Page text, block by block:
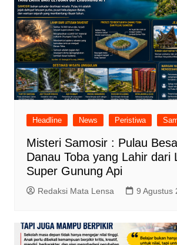
Headline News Peristiwa
Misteri Samosir : Pulau
Danau Toba yang Lahir dari
Super Gunung Api
Redaksi Mata Lensa 9 Agustus